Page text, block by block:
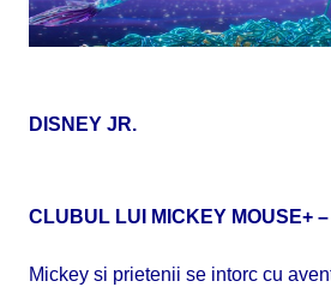
DISNEY JR.
CLUBUL LUI MICKEY MOUSE+ –
Mickey si prietenii se intorc cu